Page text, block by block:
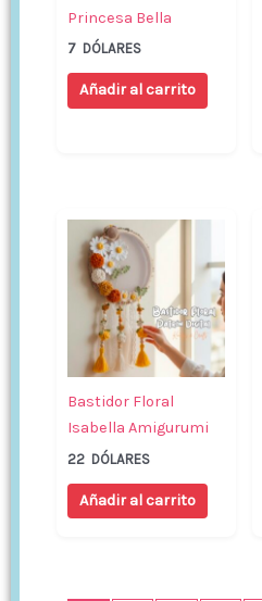
Princesa Bella
7 DÓLARES
Añadir al carrito
Bastidor Floral
Isabella Amigurumi
22 DÓLARES
Añadir al carrito